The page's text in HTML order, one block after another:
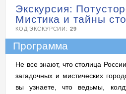
Экскурсия:
Мистика и тайны
КОД ЭКСКУРСИИ: 29
Программа
Не все знают, что столица
загадочных и мистических
вы узнаете, что ведьмы,